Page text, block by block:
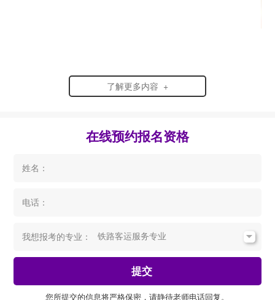
了解更多内容 +
在线预约报名资格
姓名：
电话：
我想报考的专业：
提交
您所提交的信息将严格保密，请静待老师电话回复。